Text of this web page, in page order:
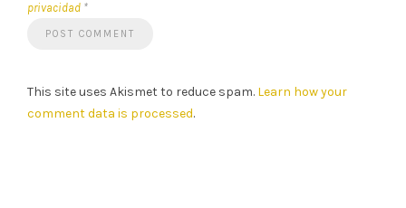
privacidad *
This site uses Akismet to reduce spam. Learn how your
comment data is processed.